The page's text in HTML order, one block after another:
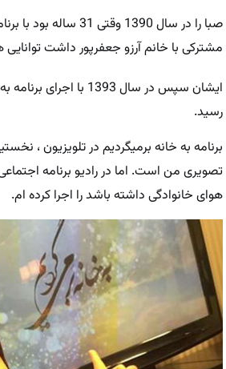
صبا را در سال 1390 وقتی
مشترکی با خانم آرزو جعفرپور داشت
ایشان سپس در سال 1393
رسید.
برنامه به خانه برمیگردیم در تلویزیون ،
تصویری من است. اما در رادیو برنامه
هوای خانوادگی داشته باشد را اجرا کرده ام.